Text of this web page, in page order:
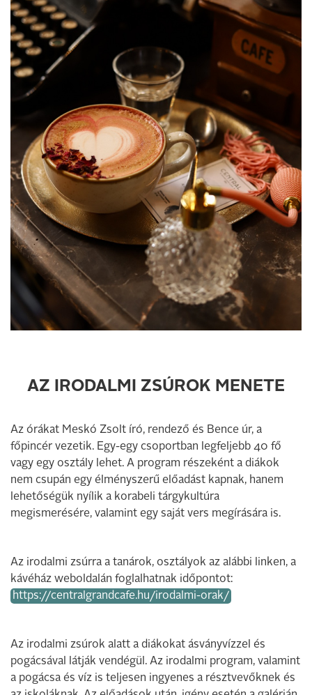
AZ IRODALMI ZSÚROK MENETE
Az órákat Meskó Zsolt író, rendező és Bence úr, a
főpincér vezetik. Egy-egy csoportban legfeljebb 40 fő
vagy egy osztály lehet. A program részeként a diákok
nem csupán egy élményszerű előadást kapnak, hanem
lehetőségük nyílik a korabeli tárgykultúra
megismerésére, valamint egy saját vers megírására is.
Az irodalmi zsúrra a tanárok, osztályok az alábbi linken, a
kávéház weboldalán foglalhatnak időpontot:
https://centralgrandcafe.hu/irodalmi-orak/
Az irodalmi zsúrok alatt a diákokat ásványvízzel és
pogácsával látják vendégül. Az irodalmi program, valamint
a pogácsa és víz is teljesen ingyenes a résztvevőknek és